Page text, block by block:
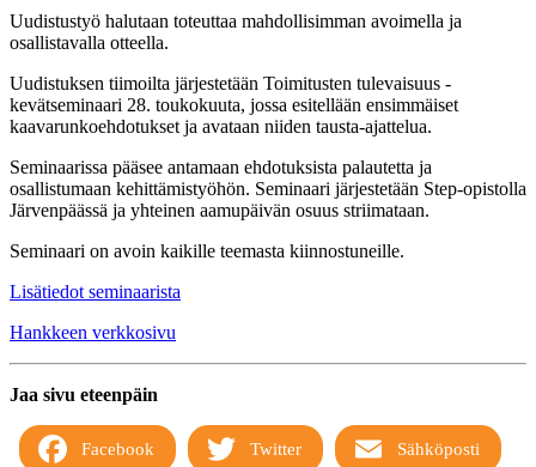
Uudistustyö halutaan toteuttaa mahdollisimman avoimella ja
osallistavalla otteella.
Uudistuksen tiimoilta järjestetään Toimitusten tulevaisuus -
kevätseminaari 28. toukokuuta, jossa esitellään ensimmäiset
kaavarunkoehdotukset ja avataan niiden tausta-ajattelua.
Seminaarissa pääsee antamaan ehdotuksista palautetta ja
osallistumaan kehittämistyöhön. Seminaari järjestetään Step-opistolla
Järvenpäässä ja yhteinen aamupäivän osuus striimataan.
Seminaari on avoin kaikille teemasta kiinnostuneille.
Lisätiedot seminaarista
Hankkeen verkkosivu
Jaa sivu eteenpäin
Facebook Twitter Sähköposti